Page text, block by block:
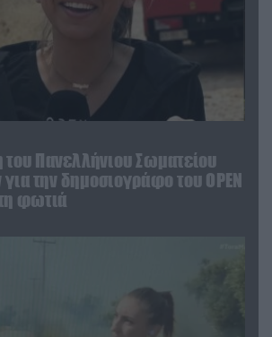
Πανελλήνιου Σωματείου
την δημοσιογράφο του OPEN
φωτιά